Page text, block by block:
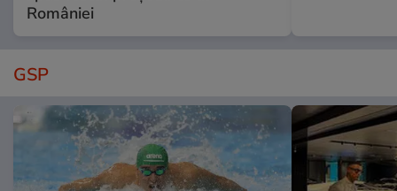
României
GSP